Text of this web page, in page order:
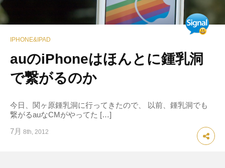
IPHONE&IPAD
auのiPhoneはほんとに鍾乳洞
で繋がるのか
今日、関ヶ原鍾乳洞に行ってきたので、 以前、鍾乳洞でも
繋がるauなCMがやってた […]
7月 8th, 2012